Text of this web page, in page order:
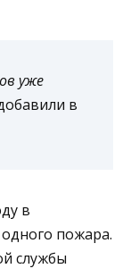
уже
в
в
пожара.
службы